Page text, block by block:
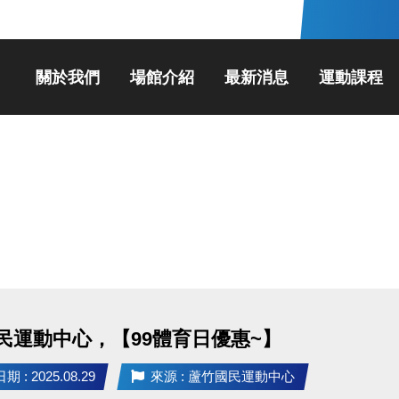
關於我們 場館介紹 最新消息 運動課程
運動中心，【99體育日優惠~】
期 : 2025.08.29 來源 : 蘆竹國民運動中心